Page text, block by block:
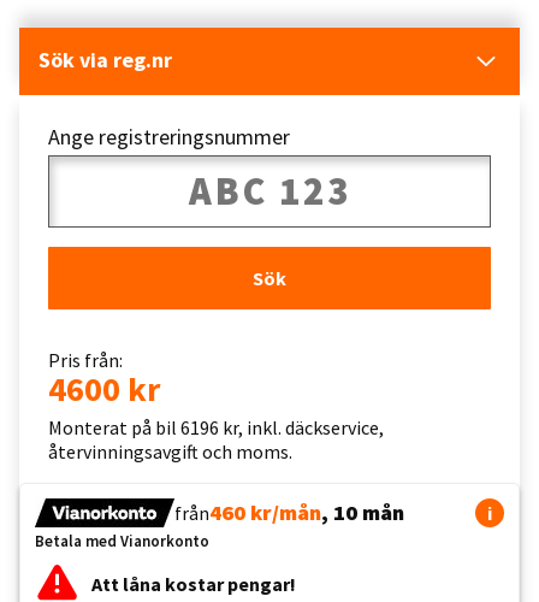
Sök via reg.nr
Ange registreringsnummer
Sök
Pris från:
4600 kr
Monterat på bil 6196 kr, inkl. däckservice,
återvinningsavgift och moms.
från460 kr/mån, 10 mån i
Betala med Vianorkonto
Att låna kostar pengar!